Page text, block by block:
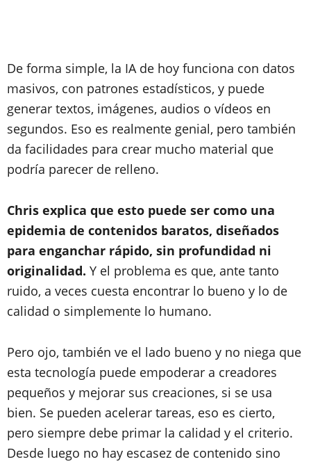
De forma simple, la IA de hoy funciona con datos
masivos, con patrones estadísticos, y puede
generar textos, imágenes, audios o vídeos en
segundos. Eso es realmente genial, pero también
da facilidades para crear mucho material que
podría parecer de relleno.
Chris explica que esto puede ser como una
epidemia de contenidos baratos, diseñados
para enganchar rápido, sin profundidad ni
originalidad. Y el problema es que, ante tanto
ruido, a veces cuesta encontrar lo bueno y lo de
calidad o simplemente lo humano.
Pero ojo, también ve el lado bueno y no niega que
esta tecnología puede empoderar a creadores
pequeños y mejorar sus creaciones, si se usa
bien. Se pueden acelerar tareas, eso es cierto,
pero siempre debe primar la calidad y el criterio.
Desde luego no hay escasez de contenido sino